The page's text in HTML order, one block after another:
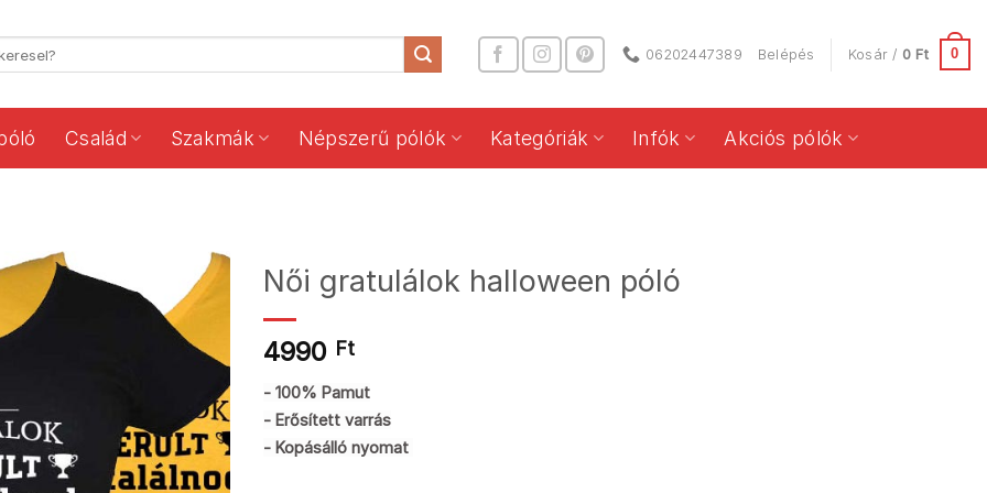
06202447389 Belépés Kosár / 0 Ft 0
Család Szakmák Népszerű pólók Kategóriák Infók Akciós pólók
Női gratulálok halloween póló
4990 Ft
- 100% Pamut
- Erősített varrás
- Kopásálló nyomat